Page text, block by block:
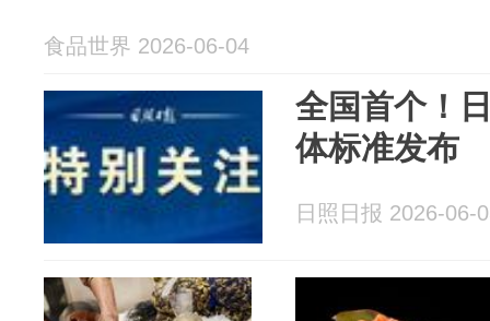
食品世界 2026-06-04
全国首个！
体标准发布
日照日报 2026-06-